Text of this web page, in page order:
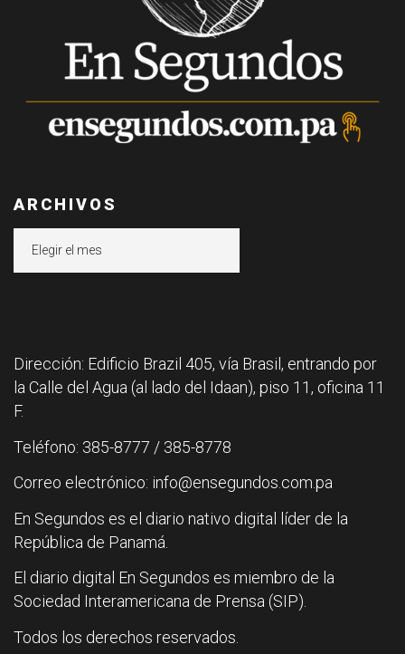
ARCHIVOS
Dirección: Edificio Brazil 405, vía Brasil, entrando por
la Calle del Agua (al lado del Idaan), piso 11, oficina 11
F.
Teléfono: 385-8777 / 385-8778
Correo electrónico: info@ensegundos.com.pa
En Segundos es el diario nativo digital líder de la
República de Panamá.
El diario digital En Segundos es miembro de la
Sociedad Interamericana de Prensa (SIP).
Todos los derechos reservados.